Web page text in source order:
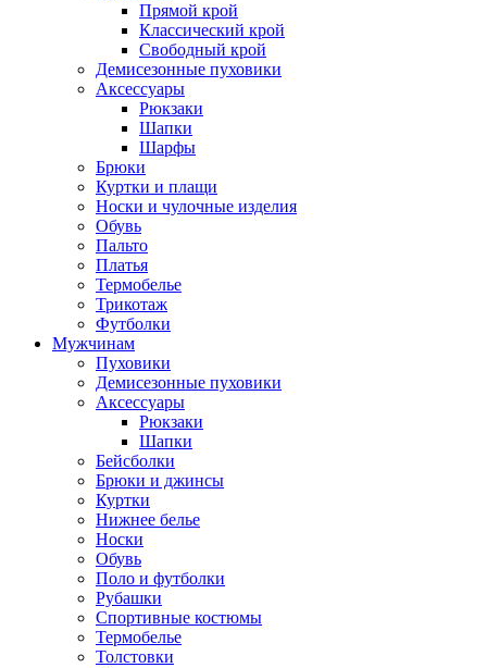
Прямой крой
Классический крой
Свободный крой
Демисезонные пуховики
Аксессуары
Рюкзаки
Шапки
Шарфы
Брюки
Куртки и плащи
Носки и чулочные изделия
Обувь
Пальто
Платья
Термобелье
Трикотаж
Футболки
Мужчинам
Пуховики
Демисезонные пуховики
Аксессуары
Рюкзаки
Шапки
Бейсболки
Брюки и джинсы
Куртки
Нижнее белье
Носки
Обувь
Поло и футболки
Рубашки
Спортивные костюмы
Термобелье
Толстовки